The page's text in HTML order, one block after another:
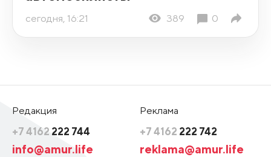
сегодня, 16:21 389 0
Редакция
+7 4162 222 744
info@amur.life
Реклама
+7 4162 222 742
reklama@amur.life